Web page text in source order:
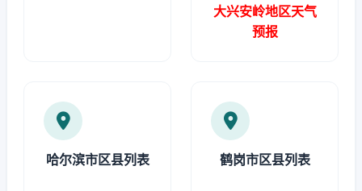
大兴安岭地区天气
预报
哈尔滨市区县列表 鹤岗市区县列表